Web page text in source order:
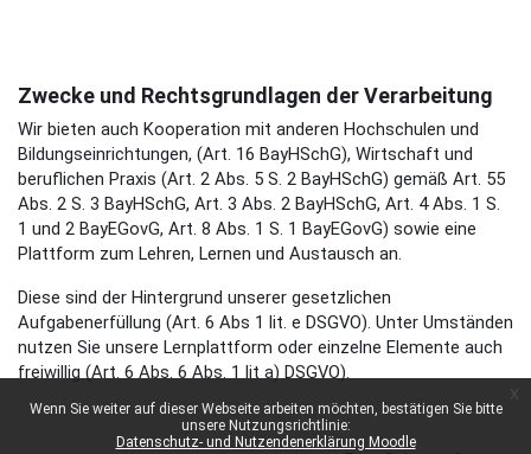
Wenn Sie weiter auf dieser Webseite arbeiten möchten, bestätigen Sie bitte
unsere Nutzungsrichtlinie:
Datenschutz- und Nutzendenerklärung Moodle
Zwecke und Rechtsgrundlagen der Verarbeitung
Wir bieten auch Kooperation mit anderen Hochschulen und
Bildungseinrichtungen, (Art. 16 BayHSchG), Wirtschaft und
beruflichen Praxis (Art. 2 Abs. 5 S. 2 BayHSchG) gemäß Art. 55
Abs. 2 S. 3 BayHSchG, Art. 3 Abs. 2 BayHSchG, Art. 4 Abs. 1 S.
1 und 2 BayEGovG, Art. 8 Abs. 1 S. 1 BayEGovG) sowie eine
Plattform zum Lehren, Lernen und Austausch an.
Diese sind der Hintergrund unserer gesetzlichen
Aufgabenerfüllung (Art. 6 Abs 1 lit. e DSGVO). Unter Umständen
nutzen Sie unsere Lernplattform oder einzelne Elemente auch
freiwillig (Art. 6 Abs. 6 Abs. 1 lit a) DSGVO).